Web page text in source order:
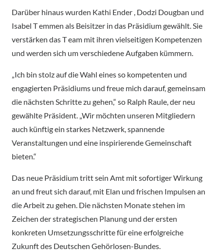
Darüber hinaus wurden Kathi Ender , Dodzi Dougban und
Isabel T emmen als Beisitzer in das Präsidium gewählt. Sie
verstärken das T eam mit ihren vielseitigen Kompetenzen
und werden sich um verschiedene Aufgaben kümmern.
„Ich bin stolz auf die Wahl eines so kompetenten und
engagierten Präsidiums und freue mich darauf, gemeinsam
die nächsten Schritte zu gehen,“ so Ralph Raule, der neu
gewählte Präsident. „Wir möchten unseren Mitgliedern
auch künftig ein starkes Netzwerk, spannende
Veranstaltungen und eine inspirierende Gemeinschaft
bieten.“
Das neue Präsidium tritt sein Amt mit sofortiger Wirkung
an und freut sich darauf, mit Elan und frischen Impulsen an
die Arbeit zu gehen. Die nächsten Monate stehen im
Zeichen der strategischen Planung und der ersten
konkreten Umsetzungsschritte für eine erfolgreiche
Zukunft des Deutschen Gehörlosen-Bundes.